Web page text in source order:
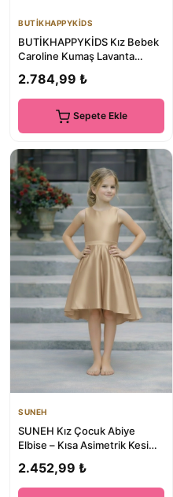
BUTİKHAPPYKİDS
BUTİKHAPPYKİDS Kız Bebek
Caroline Kumaş Lavanta
Abiye...
2.784,99 ₺
Sepete Ekle
SUNEH
SUNEH Kız Çocuk Abiye
Elbise – Kısa Asimetrik Kesim,
2.452,99 ₺